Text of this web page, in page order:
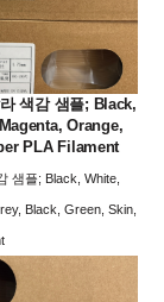
색감 샘플; Black,
Orange,
PLA Filament
샘플; Black, White,
Black, Green, Skin,